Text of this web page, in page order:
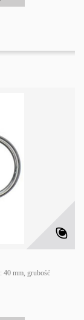
40 mm, grubość